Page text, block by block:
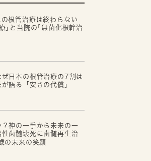
の根管治療は終わらない
｣と当院の｢無菌化根幹治
ぜ日本の根管治療の7割は
語る「安さの代償」
神の一手から未来の一
歯髄壊死に歯髄再生治
の未来の笑顔